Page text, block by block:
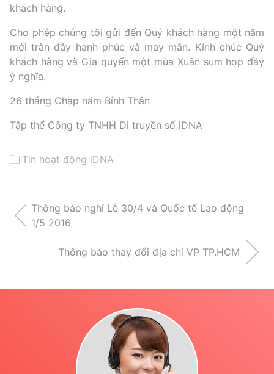
khách hàng.
Cho phép chúng tôi gửi đến Quý khách hàng một năm
mới tràn đầy hạnh phúc và may mắn. Kính chúc Quý
khách hàng và Gia quyến một mùa Xuân sum họp đầy
ý nghĩa.
26 tháng Chạp năm Bính Thân
Tập thể Công ty TNHH Di truyền số iDNA
Tin hoạt động iDNA
Thông báo nghỉ Lễ 30/4 và Quốc tế Lao động
1/5 2016
Thông báo thay đổi địa chỉ VP TP.HCM